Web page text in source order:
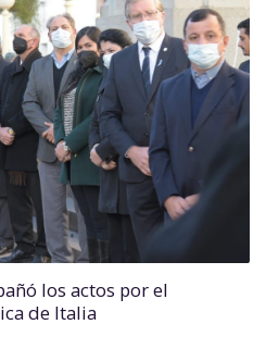
los actos por el
de Italia